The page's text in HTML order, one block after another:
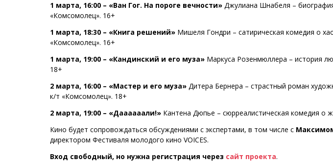
1 марта, 16:00 – «Ван Гог. На пороге вечности» Джулиана Шнабеля –
«Комсомолец». 16+
1 марта, 18:30 – «Книга решений» Мишеля Гондри – сатирическая комедия о
«Комсомолец». 16+
1 марта, 19:00 – «Кандинский и его муза» Маркуса Розенмюллера – история
18+
2 марта, 16:00 – «Мастер и его муза» Дитера Бернера – страстный роман
к/т «Комсомолец». 18+
2 марта, 19:00 – «Даааааали!» Кантена Дюпье – сюрреалистическая комедия о
Кино будет сопровождаться обсуждениями с экспертами, в том числе с
директором Фестиваля молодого кино VOICES.
Вход свободный, но нужна регистрация через сайт проекта.